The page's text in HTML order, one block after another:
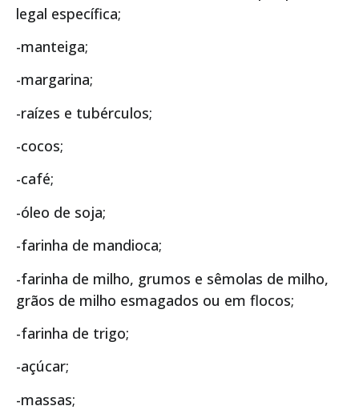
legal específica;
-manteiga;
-margarina;
-raízes e tubérculos;
-cocos;
-café;
-óleo de soja;
-farinha de mandioca;
-farinha de milho, grumos e sêmolas de milho,
grãos de milho esmagados ou em flocos;
-farinha de trigo;
-açúcar;
-massas;